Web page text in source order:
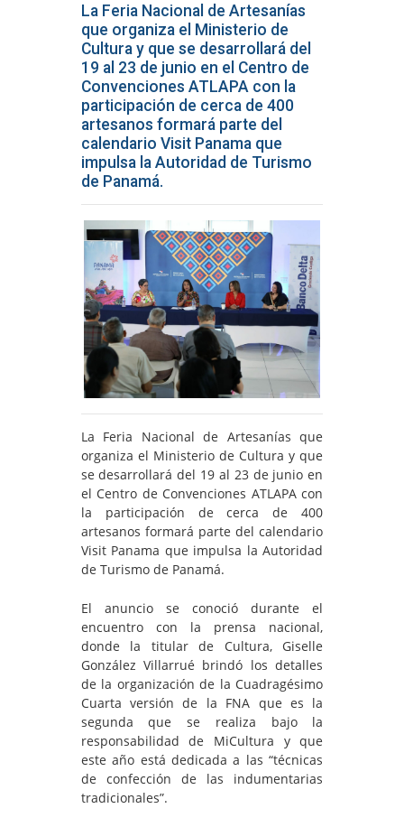
La Feria Nacional de Artesanías
que organiza el Ministerio de
Cultura y que se desarrollará del
19 al 23 de junio en el Centro de
Convenciones ATLAPA con la
participación de cerca de 400
artesanos formará parte del
calendario Visit Panama que
impulsa la Autoridad de Turismo
de Panamá.
La Feria Nacional de Artesanías que
organiza el Ministerio de Cultura y que
se desarrollará del 19 al 23 de junio en
el Centro de Convenciones ATLAPA con
la participación de cerca de 400
artesanos formará parte del calendario
Visit Panama que impulsa la Autoridad
de Turismo de Panamá.
El anuncio se conoció durante el
encuentro con la prensa nacional,
donde la titular de Cultura, Giselle
González Villarrué brindó los detalles
de la organización de la Cuadragésimo
Cuarta versión de la FNA que es la
segunda que se realiza bajo la
responsabilidad de MiCultura y que
este año está dedicada a las “técnicas
de confección de las indumentarias
tradicionales”.